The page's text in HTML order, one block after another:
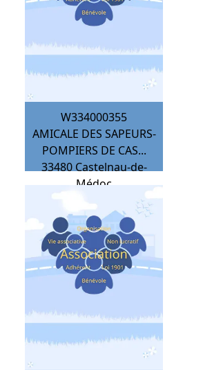
W334000355
AMICALE DES SAPEURS-
POMPIERS DE CAS...
33480 Castelnau-de-
Médoc